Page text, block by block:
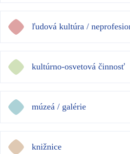
ľudová kultúra /
kultúrno-osvetová činnosť
múzeá / galérie
knižnice